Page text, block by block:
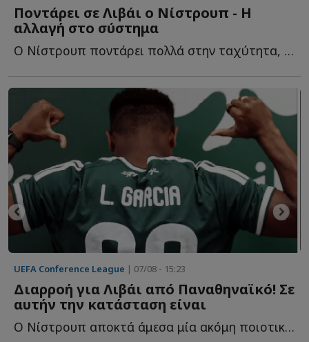
Ποντάρει σε Λιβάι ο Νίστρουπ - Η
αλλαγή στο σύστημα
Ο Νίστρουπ ποντάρει πολλά στην ταχύτητα, την εκρηκτικότητα κ...
UEFA Conference League | 07/08 - 15:23
Διαρροή για Λιβάι από Παναθηναϊκό! Σε
αυτήν την κατάσταση είναι
Ο Νίστρουπ αποκτά άμεσα μία ακόμη ποιοτική λύση ενόψει ε...